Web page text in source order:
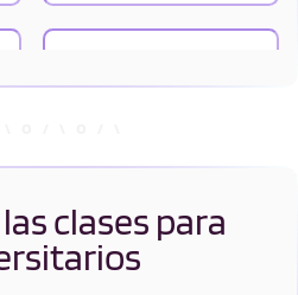
y Precios
clases para